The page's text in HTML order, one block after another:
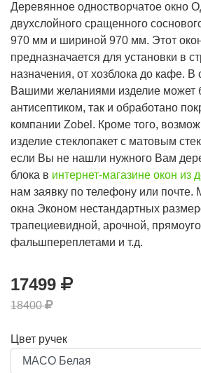
Деревянное одностворчатое окно
двухслойного сращенного
970 мм и шириной 970 мм. Этот
предназначается для установки в
назначения, от хозблока до кафе. В
Вашими желаниями изделие может
антисептиком, так и обработано
компании Zobel. Кроме того,
изделие стеклопакет с матовым
если Вы не нашли нужного Вам
блока в интернет-магазине окон из
нам заявку по телефону или
окна Эконом нестандартных
трапециевидной, арочной,
фальшпереплетами и т.д.
17499
18400
Цвет ручек